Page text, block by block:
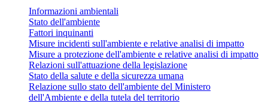
Informazioni ambientali
Stato dell'ambiente
Fattori inquinanti
Misure incidenti sull'ambiente e relative analisi di impatto
Misure a protezione dell'ambiente e relative analisi di impatto
Relazioni sull'attuazione della legislazione
Stato della salute e della sicurezza umana
Relazione sullo stato dell'ambiente del Ministero
dell'Ambiente e della tutela del territorio